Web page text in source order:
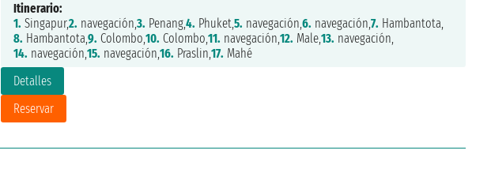
Detalles
Reservar
Itinerario:
1. Singapur,2. navegación,3. Penang,4. Phuket,5. navegación,6. navegación,7. Hambantota,
8. Hambantota,9. Colombo,10. Colombo,11. navegación,12. Male,13. navegación,
14. navegación,15. navegación,16. Praslin,17. Mahé